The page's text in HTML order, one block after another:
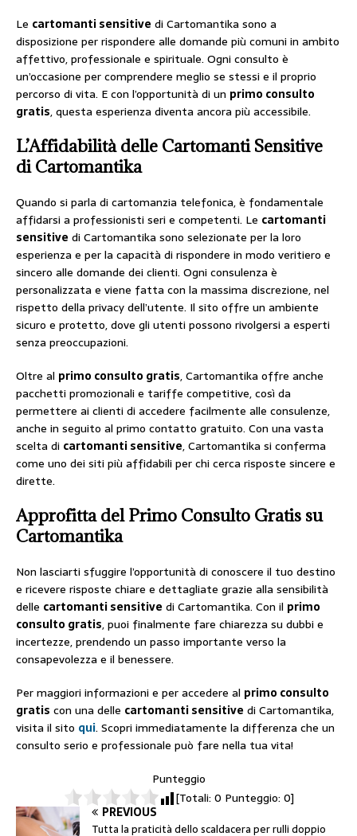
Le cartomanti sensitive di Cartomantika sono a
disposizione per rispondere alle domande più comuni in ambito
affettivo, professionale e spirituale. Ogni consulto è
un’occasione per comprendere meglio se stessi e il proprio
percorso di vita. E con l’opportunità di un primo consulto
gratis, questa esperienza diventa ancora più accessibile.
L’Affidabilità delle Cartomanti Sensitive
di Cartomantika
Quando si parla di cartomanzia telefonica, è fondamentale
affidarsi a professionisti seri e competenti. Le cartomanti
sensitive di Cartomantika sono selezionate per la loro
esperienza e per la capacità di rispondere in modo veritiero e
sincero alle domande dei clienti. Ogni consulenza è
personalizzata e viene fatta con la massima discrezione, nel
rispetto della privacy dell’utente. Il sito offre un ambiente
sicuro e protetto, dove gli utenti possono rivolgersi a esperti
senza preoccupazioni.
Oltre al primo consulto gratis, Cartomantika offre anche
pacchetti promozionali e tariffe competitive, così da
permettere ai clienti di accedere facilmente alle consulenze,
anche in seguito al primo contatto gratuito. Con una vasta
scelta di cartomanti sensitive, Cartomantika si conferma
come uno dei siti più affidabili per chi cerca risposte sincere e
dirette.
Approfitta delPrimo Consulto Gratis su
Cartomantika
Non lasciarti sfuggire l’opportunità di conoscere il tuo destino
e ricevere risposte chiare e dettagliate grazie alla sensibilità
delle cartomanti sensitive di Cartomantika. Con il primo
consulto gratis, puoi finalmente fare chiarezza su dubbi e
incertezze, prendendo un passo importante verso la
consapevolezza e il benessere.
Per maggiori informazioni e per accedere al primo consulto
gratis con una delle cartomanti sensitive di Cartomantika,
visita il sito qui. Scopri immediatamente la differenza che un
consulto serio e professionale può fare nella tua vita!
Punteggio
[Totali: 0 Punteggio: 0]
PREVIOUS
Tutta la praticità dello scaldacera per rulli doppio